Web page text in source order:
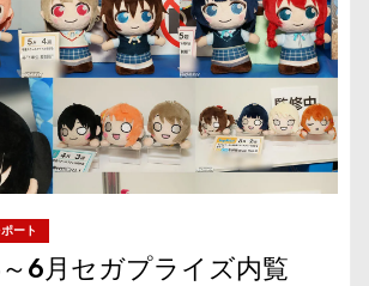
ート
6月セガプライズ内覧